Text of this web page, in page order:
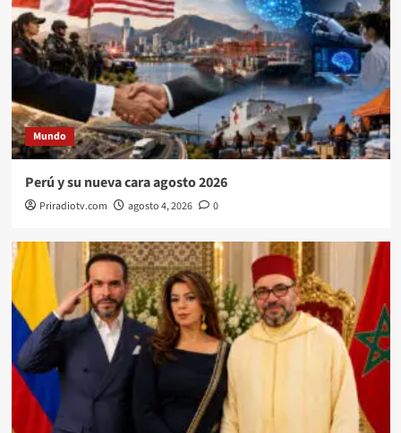
Mundo
Perú y su nueva cara agosto 2026
Priradiotv.com agosto 4, 2026 0